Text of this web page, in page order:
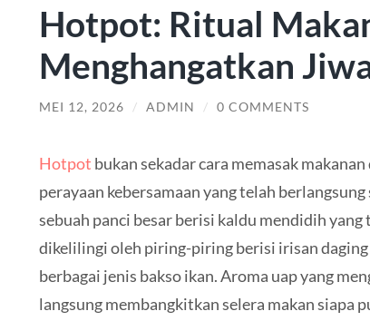
Hotpot: Ritual
Menghangatkan
MEI 12, 2026 / ADMIN / 0 COMMENTS
Hotpot bukan sekadar cara memasak
perayaan kebersamaan yang telah
sebuah panci besar berisi kaldu mendidih
dikelilingi oleh piring-piring berisi irisan daging
berbagai jenis bakso ikan. Aroma uap yang
langsung membangkitkan selera makan siapa